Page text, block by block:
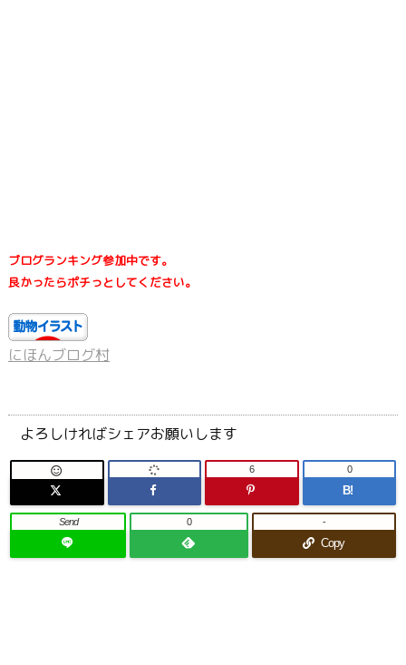
ブログランキング参加中です。
良かったらポチっとしてください。
にほんブログ村
よろしければシェアお願いします
 6
B!
0
Send 0
Copy
-